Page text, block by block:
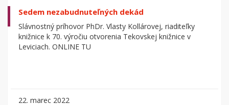
Sedem nezabudnuteľných dekád
Slávnostný príhovor PhDr. Vlasty Kollárovej, riaditeľky
knižnice k 70. výročiu otvorenia Tekovskej knižnice v
Leviciach. ONLINE TU
22. marec 2022